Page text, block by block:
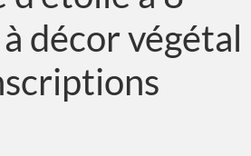
décor végétal